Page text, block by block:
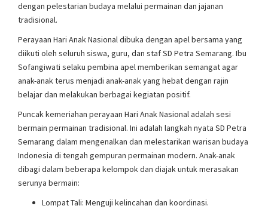
dengan pelestarian budaya melalui permainan dan jajanan
tradisional.
Perayaan Hari Anak Nasional dibuka dengan apel bersama yang
diikuti oleh seluruh siswa, guru, dan staf SD Petra Semarang. Ibu
Sofangiwati selaku pembina apel memberikan semangat agar
anak-anak terus menjadi anak-anak yang hebat dengan rajin
belajar dan melakukan berbagai kegiatan positif.
Puncak kemeriahan perayaan Hari Anak Nasional adalah sesi
bermain permainan tradisional. Ini adalah langkah nyata SD Petra
Semarang dalam mengenalkan dan melestarikan warisan budaya
Indonesia di tengah gempuran permainan modern. Anak-anak
dibagi dalam beberapa kelompok dan diajak untuk merasakan
serunya bermain:
Lompat Tali: Menguji kelincahan dan koordinasi.